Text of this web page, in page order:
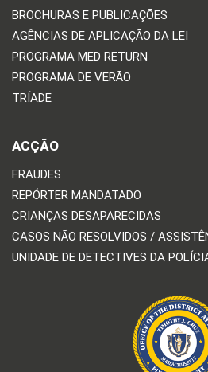
BROCHURAS E PUBLICAÇÕES
AGÊNCIAS DE APLICAÇÃO DA LEI
PROGRAMA MED RETURN
PROGRAMA DE VERÃO
TRÍADE
ACÇÃO
FRAUDES
REPÓRTER MANDATADO
CRIANÇAS DESAPARECIDAS
CASOS NÃO RESOLVIDOS /
UNIDADE DE DETECTIVES DA